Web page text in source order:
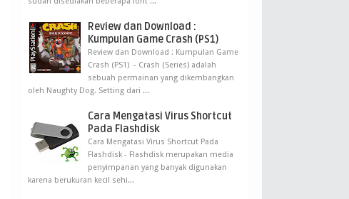
Review dan Download :
Kumpulan Game Crash (PS1)
Review dan Download : Kumpulan Game
Crash (PS1) - Crash (Series) adalah
sebuah permainan yang dikembangkan
oleh Naughty Dog. Setting dari ...
Cara Mengatasi Virus Shortcut
Pada Flashdisk
Cara Mengatasi Virus Shortcut Pada
Flashdisk - Flashdisk merupakan media
penyimpanan yang banyak digunakan
karena berukuran kecil sehi...